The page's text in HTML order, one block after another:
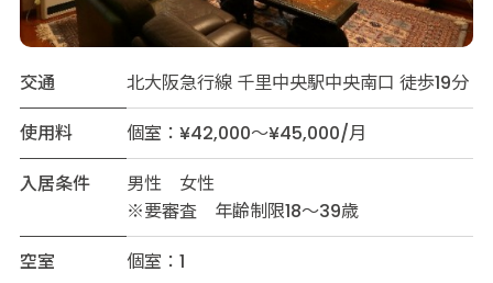
交通
北大阪急行線 千里中央駅中央南口 徒歩19分
使用料
個室：¥42,000～¥45,000/月
入居条件
男性 女性
※要審査 年齢制限18～39歳
空室
個室：1